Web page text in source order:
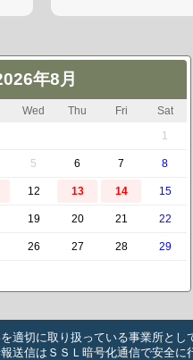
年8月
Wed Thu Fri
Sat
1
5 6 7 8
12 13 14 15
19 20 21 22
26 27 28 29
適切に取り扱っている事業所とし
送信はＳＳＬ暗号化通信で安全に